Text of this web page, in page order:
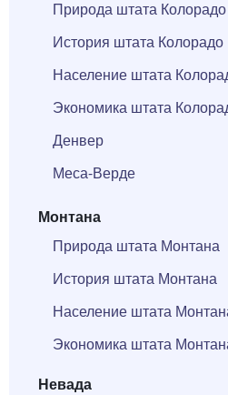
Природа штата Колорадо
История штата Колорадо
Население штата
Экономика штата
Денвер
Меса-Верде
Монтана
Природа штата Монтана
История штата Монтана
Население штата
Экономика штата
Невада